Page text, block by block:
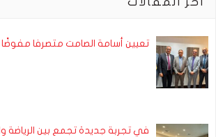
تعيين أسامة الصامت متصرفا مفوضًا
في تجربة جديدة تجمع بين الرياضة